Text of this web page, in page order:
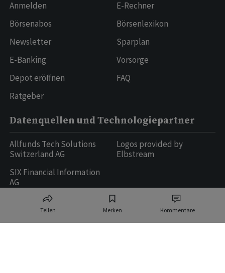
Teilen Merken Kommentare
Anmelden
Börsenabos
Newsletter
E-Banking
Depot eröffnen
Ratgeber
E-Rechner
Börsenlexikon
Sparplan
Vorsorge
FAQ
Datenquellen und Technologiepartner
Allfunds Tech Solutions
Switzerland AG
SIX Financial Information
AG
Logos provided by
Elbstream